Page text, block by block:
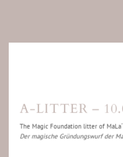
A-LITTER –
The Magic Foundation litter of
Der magische Gründungswurf der